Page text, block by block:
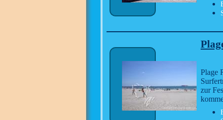
Plage
zur